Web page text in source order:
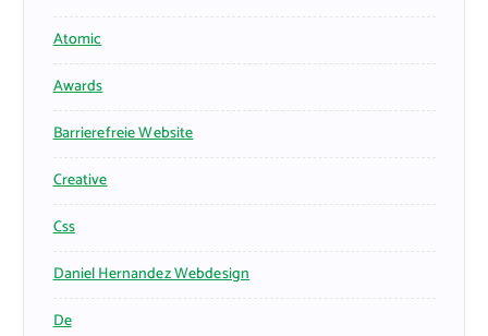
Atomic
Awards
Barrierefreie Website
Creative
Css
Daniel Hernandez Webdesign
De